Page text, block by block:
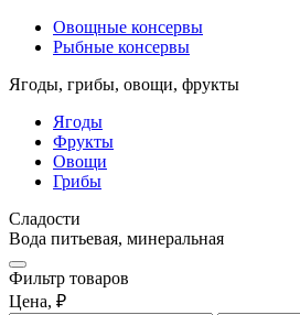
Овощные консервы
Рыбные консервы
Ягоды, грибы, овощи, фрукты
Ягоды
Фрукты
Овощи
Грибы
Сладости
Вода питьевая, минеральная
Фильтр товаров
Цена, ₽